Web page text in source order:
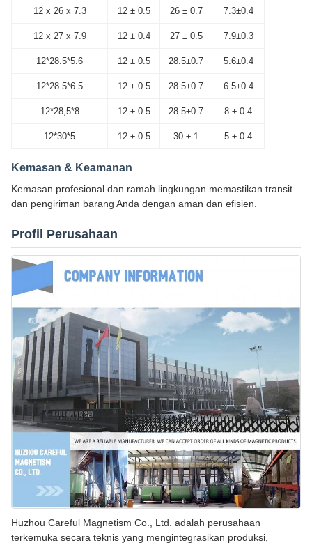
12 x 26 x 7.3 12 ± 0.5 26 ± 0.7 7.3±0.4
12 x 27 x 7.9 12 ± 0.4 27 ± 0.5 7.9±0.3
12*28.5*5.6 12 ± 0.5 28.5±0.7 5.6±0.4
12*28.5*6.5 12 ± 0.5 28.5±0.7 6.5±0.4
12*28,5*8 12 ± 0.5 28.5±0.7 8 ± 0.4
12*30*5 12 ± 0.5 30 ± 1 5 ± 0.4
Kemasan & Keamanan
Kemasan profesional dan ramah lingkungan memastikan transit
dan pengiriman barang Anda dengan aman dan efisien.
Profil Perusahaan
Huzhou Careful Magnetism Co., Ltd. adalah perusahaan
terkemuka secara teknis yang mengintegrasikan produksi,